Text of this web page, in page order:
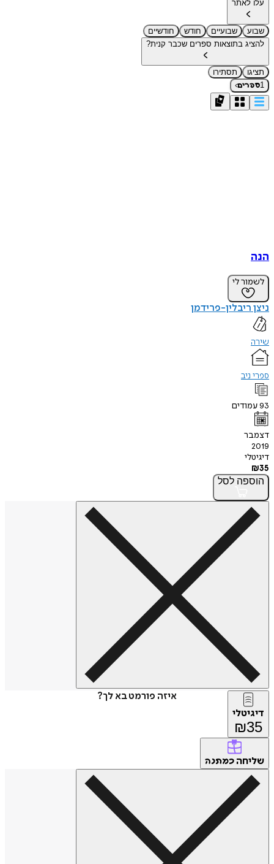
עלו לאתר
שבוע שבועיים חודש
חודשיים
להציג בתוצאות ספרים שכבר קנית?
תציגו
תסתירו
1ספרים›
הנה
לשמור לי
ניצן ריבלין-פרידמן
שירה
ספרי ניב
93עמודים
דצמבר
2019
דיגיטלי
₪35
הוספה לסל
איזה פורמט בא לך?
דיגיטלי
₪35
שליחה כמתנה